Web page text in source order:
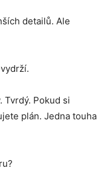
detailů. Ale
Tvrdý. Pokud si
plán. Jedna touha